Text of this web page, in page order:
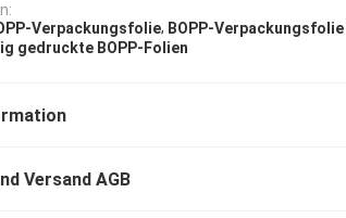
Verpackungsfolie, BOPP-Verpackungsfolie
gedruckte BOPP-Folien
Versand AGB